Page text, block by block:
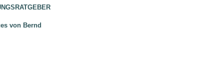
von Bernd